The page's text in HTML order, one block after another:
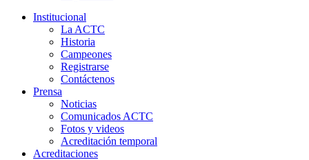
Institucional
La ACTC
Historia
Campeones
Registrarse
Contáctenos
Prensa
Noticias
Comunicados ACTC
Fotos y videos
Acreditación temporal
Acreditaciones